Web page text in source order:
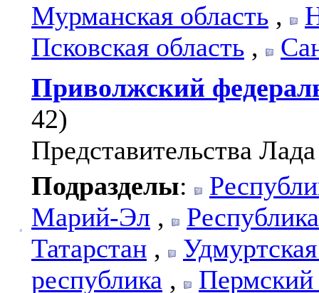
Мурманская область ,
Псковская область ,
Приволжский
42)
Представительства
Подразделы:
Марий-Эл ,
Татарстан ,
республика ,
Пермский